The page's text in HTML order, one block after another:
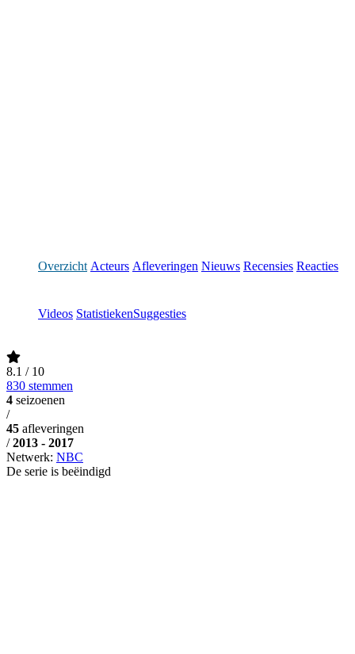
Overzicht Acteurs Afleveringen Nieuws Recensies Reacties
Videos StatistiekenSuggesties
8.1 / 10
830 stemmen
4 seizoenen
/
45 afleveringen
/ 2013 - 2017
Netwerk: NBC
De serie is beëindigd